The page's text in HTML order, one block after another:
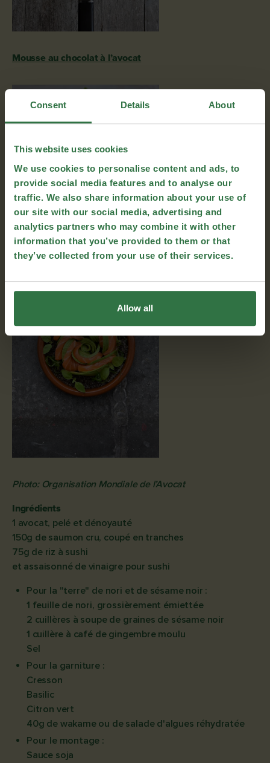
Consent Details About
This website uses cookies
We use cookies to personalise content and ads, to
provide social media features and to analyse our
traffic. We also share information about your use of
our site with our social media, advertising and
analytics partners who may combine it with other
information that you’ve provided to them or that
they’ve collected from your use of their services.
Allow all
Mousse au chocolat à l’avocat
ROSE DE SASHIMI
Photo: Organisation Mondiale de l’Avocat
Ingrédients
1 avocat, pelé et dénoyauté
150g de saumon cru, coupé en tranches
75g de riz à sushi
et assaisonné de vinaigre pour sushi
Pour la "terre" de nori et de sésame noir :
1 feuille de nori, grossièrement émiettée
2 cuillères à soupe de graines de sésame noir
1 cuillère à café de gingembre moulu
Sel
Pour la garniture :
Cresson
Basilic
Citron vert
40g de wakame ou de salade d'algues réhydratée
Pour le montage :
Sauce soja